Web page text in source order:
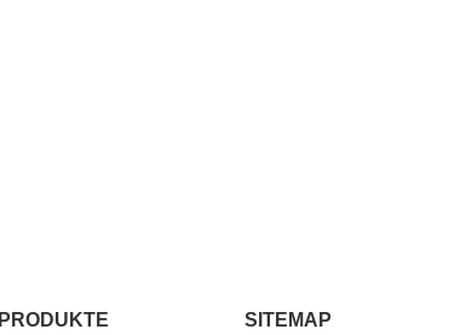
PRODUKTE
SITEMAP